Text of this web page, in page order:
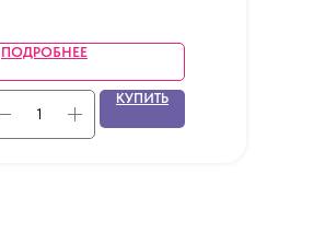
ПОДРОБНЕЕ
КУПИТЬ